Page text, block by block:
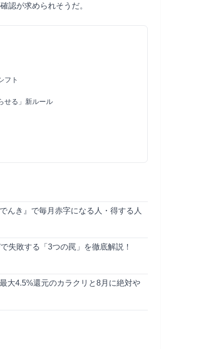
認が求められそうだ。
フト
せる」新ルール
んき』で毎月赤字になる人・得する人
失敗する「3つの罠」を徹底解説！
大4.5%還元のカラクリと8月に絶対や